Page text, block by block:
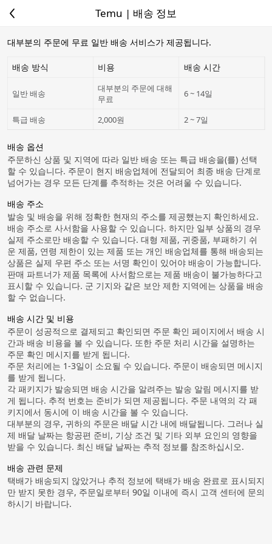
Temu | 배송 정보
대부분의 주문에 무료 일반 배송 서비스가 제공됩니다.
배송 방식 비용 배송 시간
일반 배송
대부분의 주문에 대해
무료
6 ~ 14일
특급 배송 2,000원 2 ~ 7일
배송 옵션
주문하신 상품 및 지역에 따라 일반 배송 또는 특급 배송을(를) 선택
할 수 있습니다. 주문이 현지 배송업체에 전달되어 최종 배송 단계로
넘어가는 경우 모든 단계를 추적하는 것은 어려울 수 있습니다.
배송 주소
발송 및 배송을 위해 정확한 현재의 주소를 제공했는지 확인하세요.
배송 주소로 사서함을 사용할 수 있습니다. 하지만 일부 상품의 경우
실제 주소로만 배송할 수 있습니다. 대형 제품, 귀중품, 부패하기 쉬
운 제품, 연령 제한이 있는 제품 또는 개인 배송업체를 통해 배송되는
상품은 실제 우편 주소 또는 서명 확인이 있어야 배송이 가능합니다.
판매 파트너가 제품 목록에 사서함으로는 제품 배송이 불가능하다고
표시할 수 있습니다. 군 기지와 같은 보안 제한 지역에는 상품을 배송
할 수 없습니다.
배송 시간 및 비용
주문이 성공적으로 결제되고 확인되면 주문 확인 페이지에서 배송 시
간과 배송 비용을 볼 수 있습니다. 또한 주문 처리 시간을 설명하는
주문 확인 메시지를 받게 됩니다.
주문 처리에는 1-3일이 소요될 수 있습니다. 주문이 배송되면 메시지
를 받게 됩니다.
각 패키지가 발송되면 배송 시간을 알려주는 발송 알림 메시지를 받
게 됩니다. 추적 번호는 준비가 되면 제공됩니다. 주문 내역의 각 패
키지에서 동시에 이 배송 시간을 볼 수 있습니다.
대부분의 경우, 귀하의 주문은 배달 시간 내에 배달됩니다. 그러나 실
제 배달 날짜는 항공편 준비, 기상 조건 및 기타 외부 요인의 영향을
받을 수 있습니다. 최신 배달 날짜는 추적 정보를 참조하십시오.
배송 관련 문제
택배가 배송되지 않았거나 추적 정보에 택배가 배송 완료로 표시되지
만 받지 못한 경우, 주문일로부터 90일 이내에 즉시 고객 센터에 문의
하시기 바랍니다.